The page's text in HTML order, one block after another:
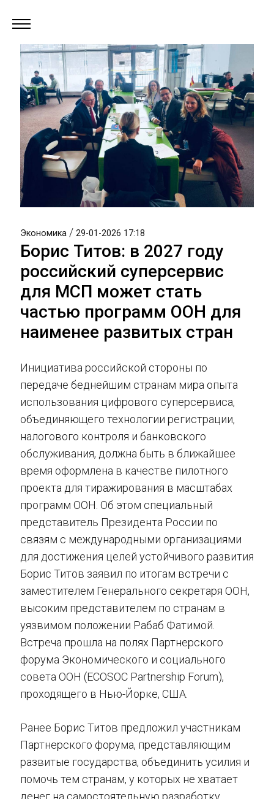
Экономика / 29-01-2026 17:18
Борис Титов: в 2027 году
российский суперсервис
для МСП может стать
частью программ ООН для
наименее развитых стран
Инициатива российской стороны по
передаче беднейшим странам мира опыта
использования цифрового суперсервиса,
объединяющего технологии регистрации,
налогового контроля и банковского
обслуживания, должна быть в ближайшее
время оформлена в качестве пилотного
проекта для тиражирования в масштабах
программ ООН. Об этом специальный
представитель Президента России по
связям с международными организациями
для достижения целей устойчивого развития
Борис Титов заявил по итогам встречи с
заместителем Генерального секретаря ООН,
высоким представителем по странам в
уязвимом положении Рабаб Фатимой.
Встреча прошла на полях Партнерского
форума Экономического и социального
совета ООН (ECOSOC Partnership Forum),
проходящего в Нью-Йорке, США.
Ранее Борис Титов предложил участникам
Партнерского форума, представляющим
развитые государства, объединить усилия и
помочь тем странам, у которых не хватает
денег на самостоятельную разработку